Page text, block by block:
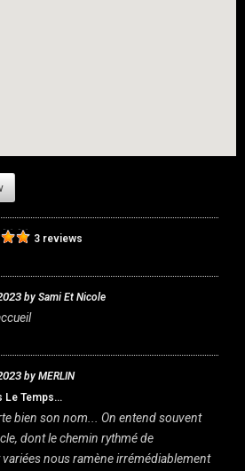
3 reviews
by Sami Et Nicole
by MERLIN
Le Temps...
bien son nom... On entend souvent
dont le chemin rythmé de
nous ramène irrémédiablement